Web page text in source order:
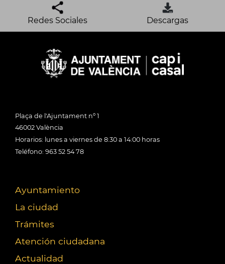
Redes Sociales Descargas
Plaça de l'Ajuntament nº 1
46002 València
Horarios: lunes a viernes de 8:30 a 14:00 horas
Teléfono: 963 52 54 78
Ayuntamiento
La ciudad
Trámites
Atención ciudadana
Actualidad